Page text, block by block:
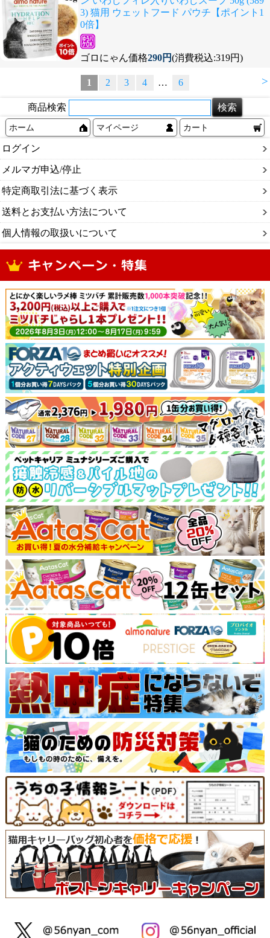
3) 猫用 ウェットフード パウチ【ポイント1
0倍】
ゴロにゃん価格290円(消費税込:319円)
>
1 2 3 4 … 6
商品検索
ホーム マイページ カート
ログイン
メルマガ申込/停止
特定商取引法に基づく表示
送料とお支払い方法について
個人情報の取扱いについて